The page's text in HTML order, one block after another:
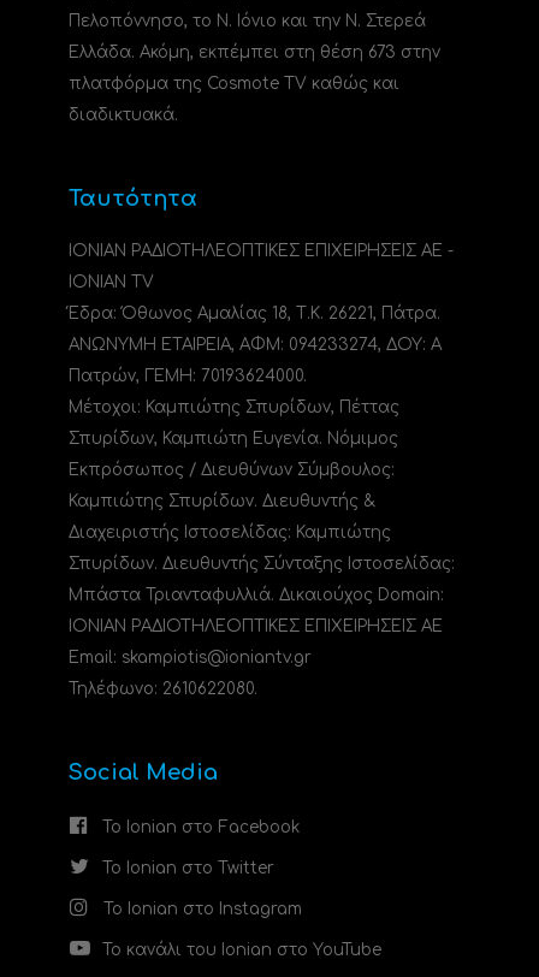
Πελοπόννησο, το N. Ιόνιο και την Ν. Στερεά
Ελλάδα. Ακόμη, εκπέμπει στη θέση 673 στην
πλατφόρμα της Cosmote TV καθώς και
διαδικτυακά.
Ταυτότητα
ΙΟΝΙΑΝ ΡΑΔΙΟΤΗΛΕΟΠΤΙΚΕΣ ΕΠΙΧΕΙΡΗΣΕΙΣ ΑΕ -
IONIAN TV
Έδρα: Όθωνος Αμαλίας 18, Τ.Κ. 26221, Πάτρα.
ΑΝΩΝΥΜΗ ΕΤΑΙΡΕΙΑ, ΑΦΜ: 094233274, ΔΟΥ: A
Πατρών, ΓΕΜΗ: 70193624000.
Μέτοχοι: Καμπιώτης Σπυρίδων, Πέττας
Σπυρίδων, Καμπιώτη Ευγενία. Νόμιμος
Εκπρόσωπος / Διευθύνων Σύμβουλος:
Καμπιώτης Σπυρίδων. Διευθυντής &
Διαχειριστής Ιστοσελίδας: Καμπιώτης
Σπυρίδων. Διευθυντής Σύνταξης Ιστοσελίδας:
Μπάστα Τριανταφυλλιά. Δικαιούχος Domain:
ΙΟΝΙΑΝ ΡΑΔΙΟΤΗΛΕΟΠΤΙΚΕΣ ΕΠΙΧΕΙΡΗΣΕΙΣ ΑΕ
Email: skampiotis@ioniantv.gr
Τηλέφωνο: 2610622080.
Social Media
Το Ionian στο Facebook
Το Ionian στο Twitter
Το Ionian στο Instagram
Το κανάλι του Ionian στο YouTube